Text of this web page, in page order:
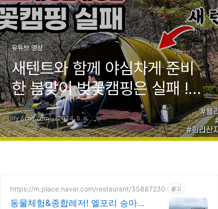
유튜브 영상
새텐트와 함께 야심차게 준비
한 봄맞이 벚꽃캠핑은 실패 !
(가족캠핑 | 헬리녹스터널 | 자
연휴양림 | 육씨네 )
by 6cne.com 2024. 5. 6.
https://m.place.naver.com/restaurant/35887230 광고
동물체험&종합레저! 엘포리 승마체